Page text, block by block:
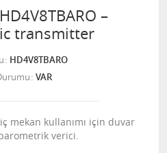
–
transmitter
HD4V8TBARO
VAR
mekan kullanımı için duvar
verici.